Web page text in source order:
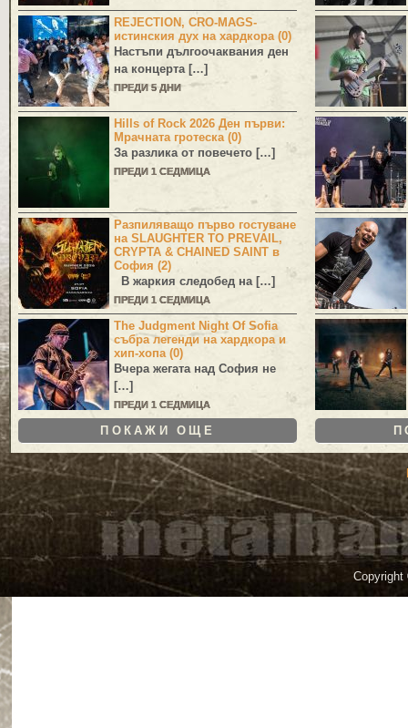
REJECTION, CRO-MAGS-
истинския дух на хардкора (0)
Настъпи дългоочаквания ден
на концерта […]
ПРЕДИ 5 ДНИ
Hills of Rock 2026 Ден първи:
Мрачната гротеска (0)
За разлика от повечето […]
ПРЕДИ 1 СЕДМИЦА
Разпиляващо първо гостуване
на SLAUGHTER TO PREVAIL,
CRYPTA & CHAINED SAINT в
София (2)
В жаркия следобед на […]
ПРЕДИ 1 СЕДМИЦА
The Judgment Night Of Sofia
събра легенди на хардкора и
хип-хопа (0)
Вчера жегата над София не
[…]
ПРЕДИ 1 СЕДМИЦА
ПОКАЖИ ОЩЕ